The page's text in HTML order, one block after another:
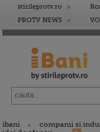
stirileprotv.ro
PROTV NEWS
ibani
companii si